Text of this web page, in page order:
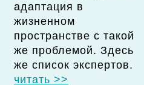
адаптация в
жизненном
пространстве с такой
же проблемой. Здесь
же список экспертов.
читать >>